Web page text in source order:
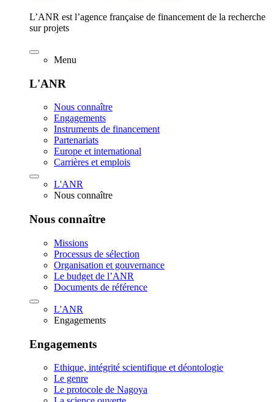
L’ANR est l’agence française de financement de la recherche
sur projets
Menu
L'ANR
Nous connaître
Engagements
Instruments de financement
Partenariats
Europe et international
Carrières et emplois
L'ANR
Nous connaître
Nous connaître
Missions
Processus de sélection
Organisation et gouvernance
Le budget de l’ANR
Documents de référence
L'ANR
Engagements
Engagements
Ethique, intégrité scientifique et déontologie
Le genre
Le protocole de Nagoya